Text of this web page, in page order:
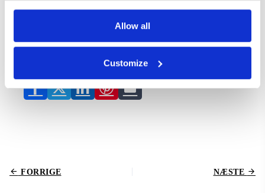
Allow all
Customize
på. Kan du ikke undgå en mellemlanding er det klogt
har du et problem mindre at forholde dig til.
eller forsinket.
FORRIGE NÆSTE